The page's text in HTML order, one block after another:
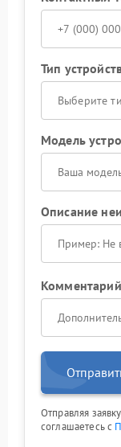
Тип
Выберите
Модель
Описание
Отправляя
соглашаетесь с